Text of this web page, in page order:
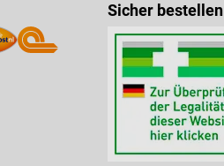
Sicher bestellen